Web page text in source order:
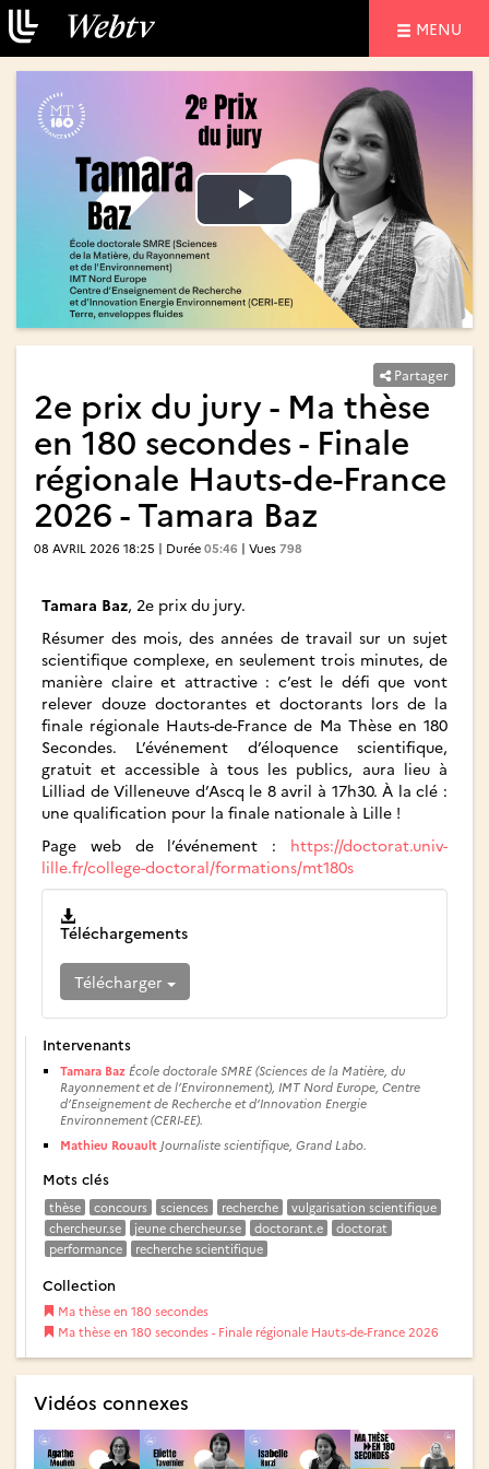
MENU
Lire
vidéo
Lire
vidéo
Partager
2e prix du jury - Ma thèse
en 180 secondes - Finale
régionale Hauts-de-France
2026 - Tamara Baz
08 AVRIL 2026 18:25 | Durée 05:46 | Vues 798
Tamara Baz, 2e prix du jury.
Résumer des mois, des années de travail sur un sujet
scientifique complexe, en seulement trois minutes, de
manière claire et attractive : c’est le défi que vont
relever douze doctorantes et doctorants lors de la
finale régionale Hauts-de-France de Ma Thèse en 180
Secondes. L’événement d’éloquence scientifique,
gratuit et accessible à tous les publics, aura lieu à
Lilliad de Villeneuve d’Ascq le 8 avril à 17h30. À la clé :
une qualification pour la finale nationale à Lille !
Page web de l’événement : https://doctorat.univ-
lille.fr/college-doctoral/formations/mt180s
Téléchargements
Télécharger
Intervenants
Tamara Baz École doctorale SMRE (Sciences de la Matière, du
Rayonnement et de l’Environnement), IMT Nord Europe, Centre
d’Enseignement de Recherche et d’Innovation Energie
Environnement (CERI-EE).
Mathieu Rouault Journaliste scientifique, Grand Labo.
Mots clés
thèse concours sciences recherche
vulgarisation scientifique
chercheur.se
jeune chercheur.se doctorant.e
doctorat
performance
recherche scientifique
Collection
Ma thèse en 180 secondes
Ma thèse en 180 secondes - Finale régionale Hauts-de-France 2026
Vidéos connexes